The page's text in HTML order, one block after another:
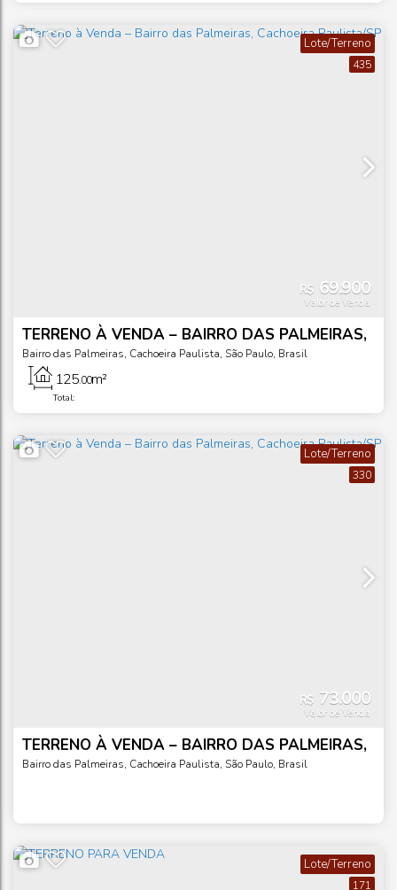
435
Lote/Terreno
R$ 69.900
Valor de Venda
TERRENO À VENDA – BAIRRO DAS PALMEIRAS,
CACHOEIRA PAULISTA/SP
Bairro das Palmeiras, Cachoeira Paulista, São Paulo, Brasil
Total:
125.00m²
330
Lote/Terreno
R$ 73.000
Valor de Venda
TERRENO À VENDA – BAIRRO DAS PALMEIRAS,
CACHOEIRA PAULISTA/SP
Bairro das Palmeiras, Cachoeira Paulista, São Paulo, Brasil
171
Lote/Terreno